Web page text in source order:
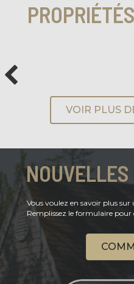
VOIR PLUS
NOUVELLES
Vous voulez en savoir plus
Remplissez le formulaire pour